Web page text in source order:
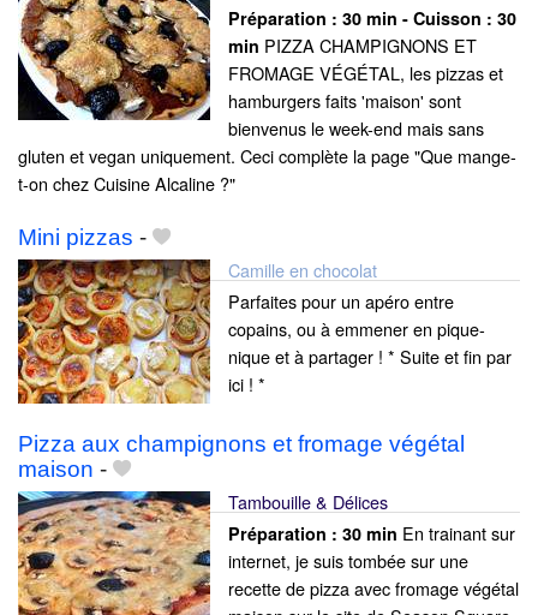
Préparation : 30 min - Cuisson : 30
min PIZZA CHAMPIGNONS ET
FROMAGE VÉGÉTAL, les pizzas et
hamburgers faits 'maison' sont
bienvenus le week-end mais sans
gluten et vegan uniquement. Ceci complète la page "Que mange-
t-on chez Cuisine Alcaline ?"
Mini pizzas -
Camille en chocolat
Parfaites pour un apéro entre
copains, ou à emmener en pique-
nique et à partager ! * Suite et fin par
ici ! *
Pizza aux champignons et fromage végétal
maison -
Tambouille & Délices
Préparation : 30 min En trainant sur
internet, je suis tombée sur une
recette de pizza avec fromage végétal